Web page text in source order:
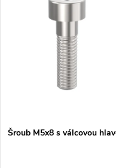
Šroub M5x8 s válcovou